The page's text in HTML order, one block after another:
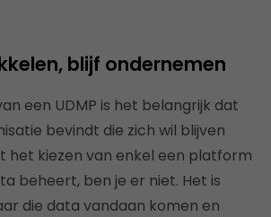
blijf ondernemen
een UDMP is het belangrijk dat
bevindt die zich wil blijven
het kiezen van enkel een platform
beheert, ben je er niet. Het is
die data vandaan komen en